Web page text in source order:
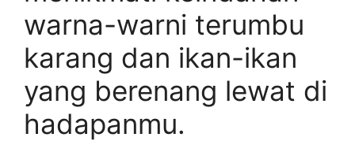
warna-warni terumbu
karang dan ikan-ikan
yang berenang lewat di
hadapanmu.